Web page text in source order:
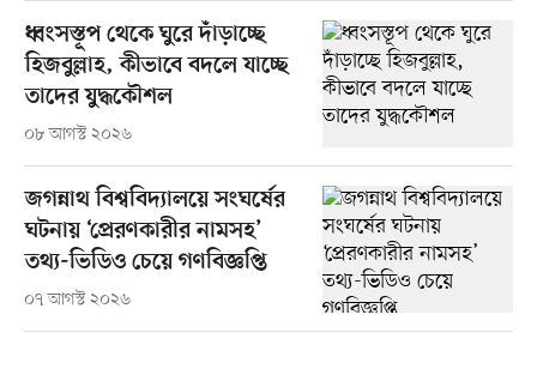
ধ্বংসস্তূপ থেকে ঘুরে দাঁড়াচ্ছে
হিজবুল্লাহ, কীভাবে বদলে যাচ্ছে
তাদের যুদ্ধকৌশল
০৮ আগস্ট ২০২৬
জগন্নাথ বিশ্ববিদ্যালয়ে সংঘর্ষের
ঘটনায় ‘প্রেরণকারীর নামসহ’
তথ্য-ভিডিও চেয়ে গণবিজ্ঞপ্তি
০৭ আগস্ট ২০২৬